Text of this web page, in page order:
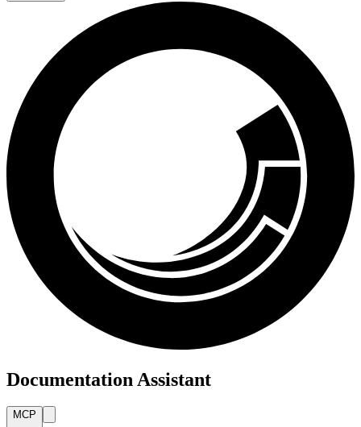
Documentation Assistant
MCP